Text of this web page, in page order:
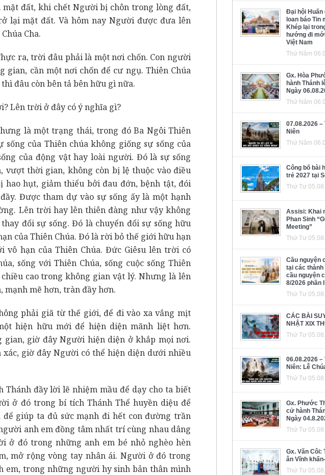
mặt đất, khi chết Người bị chôn trong lòng đất,
lại mặt đất. Và hôm nay Người được đưa lên
Cha.
ra, trời đâu phải là một nơi chốn. Con người
gian, cần một nơi chốn để cư ngụ. Thiên Chúa
đâu còn bên tả bên hữu gì nữa.
Lên trời ở đây có ý nghĩa gì?
là một trạng thái, trong đó Ba Ngôi Thiên
sống của Thiên chúa không giống sự sống của
của động vật hay loài người. Đó là sự sống
vượt thời gian, không còn bị lệ thuộc vào điều
hao hụt, giảm thiểu bởi đau đớn, bệnh tật, đói
Được tham dự vào sự sống ấy là một hạnh
Lên trời hay lên thiên đàng như vậy không
đổi sự sống. Đó là chuyển đổi sự sống hữu
của Thiên Chúa. Đó là rời bỏ thế giới hữu hạn
vô hạn của Thiên Chúa. Đức Giêsu lên trời có
sống với Thiên Chúa, sống cuộc sống Thiên
cao trong không gian vật lý. Nhưng là lên
mạnh mẽ hơn, tràn đầy hơn.
phải giã từ thế giới, để đi vào xa vắng mịt
hiện hữu mới để hiện diện mãnh liệt hơn.
gian, giờ đây Người hiện diện ở khắp mọi nơi.
giờ đây Người có thể hiện diện dưới nhiều
đầy lời lẽ nhiệm mầu để dạy cho ta biết
ở đó trong bí tích Thánh Thể huyền diệu để
giúp ta đủ sức mạnh đi hết con đường trần
anh em đồng tâm nhất trí cùng nhau dâng
ở đó trong những anh em bé nhỏ nghèo hèn
mở rộng vòng tay nhân ái. Người ở đó trong
em, trong những người hy sinh bản thân mình
Đại hội Huấn
loan báo Tin
Khép lại
hướng đi
Việt Nam
Thứ Năm
Gx. Hòa
hành Thánh
Ngày
Thứ Năm
07.08.2026 –
Niên
Thứ Năm
Công bố bài
trẻ 2027 tại
Thứ Tư
Assisi: Khai
Phan Sinh
Meeting”
Thứ Tư
Cầu nguyện
tại các thành
cầu nguyện
8/2026 phần I
Thứ Tư
CÁC BÀI
NHẬT XIX
Thứ Tư
06.08.2026
Niên: Lễ
Thứ Tư
Gx. Phước
cử hành
Ngày
Thứ Tư
Gx. Văn Côi:
ân Vĩnh
Thứ Tư